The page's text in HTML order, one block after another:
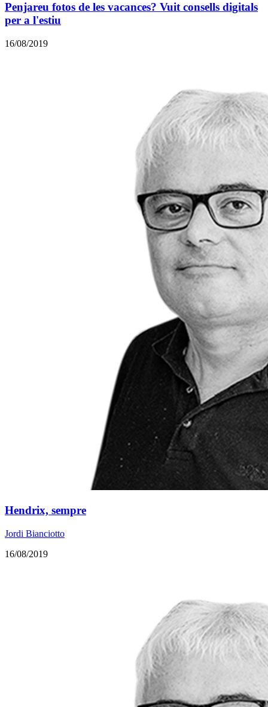
Penjareu fotos de les vacances? Vuit consells digitals
per a l'estiu
16/08/2019
Hendrix, sempre
Jordi Bianciotto
16/08/2019